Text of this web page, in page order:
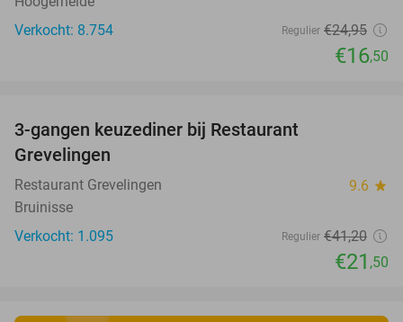
Verkocht: 8.754
Regulier €24,95
€16,50
3-gangen keuzediner bij Restaurant
Grevelingen
Restaurant Grevelingen 9.6 star
Bruinisse
Verkocht: 1.095
Regulier €41,20
€21 ,50